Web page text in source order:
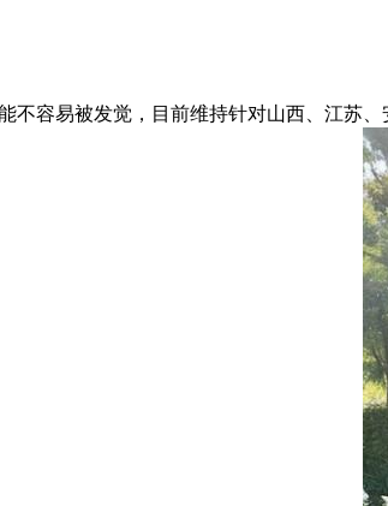
容易被发觉，目前维持针对山西、江苏